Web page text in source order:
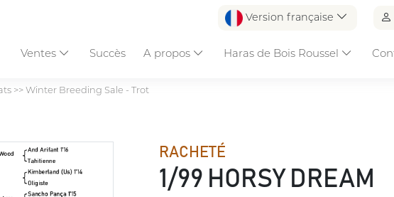
Version française
Ventes Succès A propos Haras de Bois Roussel
>>Winter Breeding Sale - Trot
RACHETÉ
1/99 HORSY DREAM